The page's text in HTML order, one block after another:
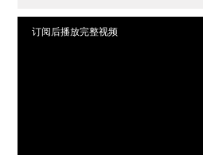
订阅后播放完整视频